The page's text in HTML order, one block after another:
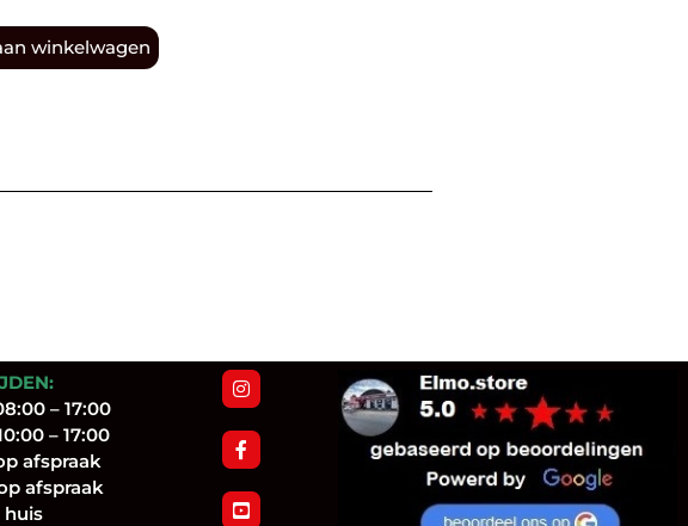
winkelwagen
– 17:00
– 17:00
afspraak
afspraak
huis